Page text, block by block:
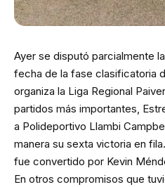
Ayer se disputó parcialmente
fecha de la fase clasificatoria
organiza la Liga Regional
partidos más importantes,
a Polideportivo Llambi
manera su sexta victoria en
fue convertido por Kevin
En otros compromisos que